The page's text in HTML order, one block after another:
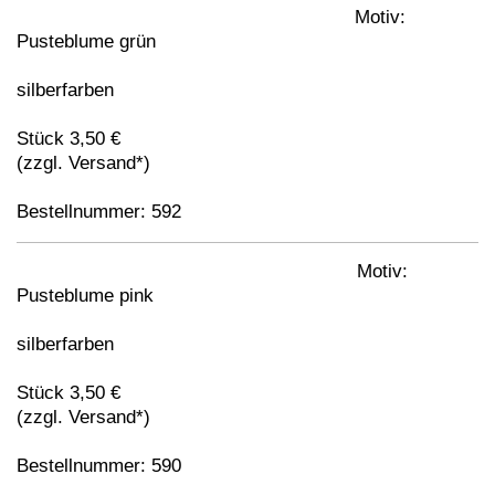
Motiv:
Pusteblume grün
silberfarben
Stück 3,50 €
(zzgl. Versand*)
Bestellnummer: 592
Motiv:
Pusteblume pink
silberfarben
Stück 3,50 €
(zzgl. Versand*)
Bestellnummer: 590